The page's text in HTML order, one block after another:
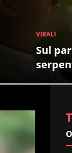
spunta un